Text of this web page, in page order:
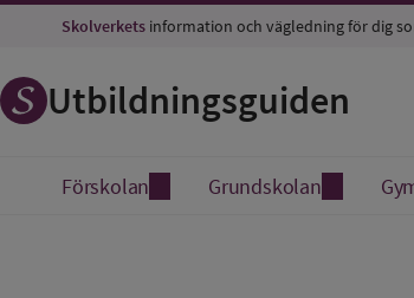
Skolverkets information och vägledning för dig
Utbildningsguiden
Förskolan Grundskolan
Spara